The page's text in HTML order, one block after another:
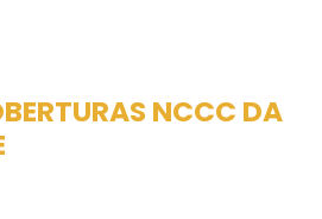
NCCC DA